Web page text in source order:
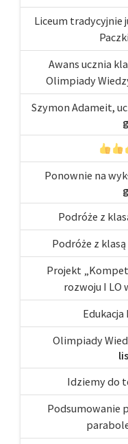
Liceum tradycyjnie
Awans ucznia
Olimpiady
Szymon Adameit,
Ponownie na
Podróże z
Podróże z klasą
Projekt
rozwoju I LO
Edukacja
Olimpiady
Idziemy do
Podsumowanie